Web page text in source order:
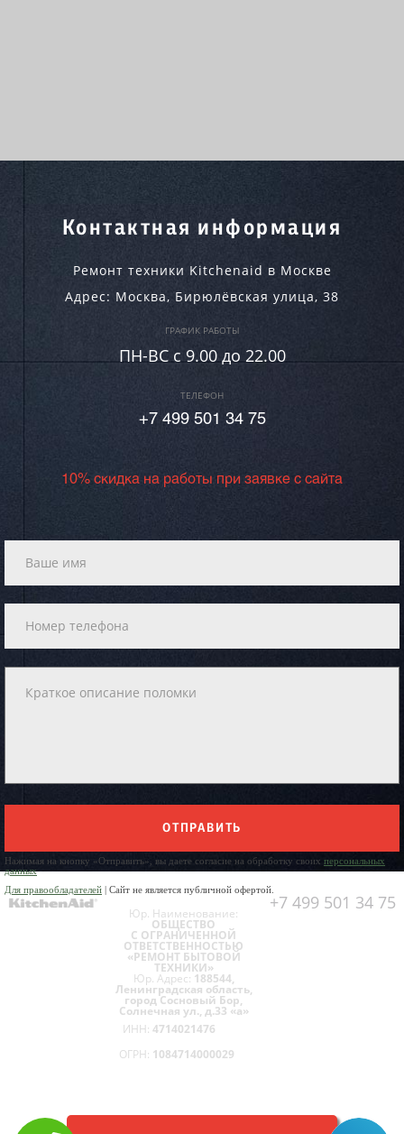
Контактная информация
Ремонт техники Kitchenaid в Москве
Адрес: Москва, Бирюлёвская улица, 38
ГРАФИК РАБОТЫ
ПН-ВC c 9.00 до 22.00
ТЕЛЕФОН
+7 499 501 34 75
10% скидка на работы при заявке с сайта
ОТПРАВИТЬ
Нажимая на кнопку «Отправить», вы даете согласие на обработку своих персональных
данных
Для правообладателей | Сайт не является публичной офертой.
+7 499 501 34 75
Юр. Наименование:
ОБЩЕСТВО
С ОГРАНИЧЕННОЙ
ОТВЕТСТВЕННОСТЬЮ
«РЕМОНТ БЫТОВОЙ
ТЕХНИКИ»
Юр. Адрес: 188544,
Ленинградская область,
город Сосновый Бор,
Солнечная ул., д.33 «а»
ИНН: 4714021476
ОГРН: 1084714000029